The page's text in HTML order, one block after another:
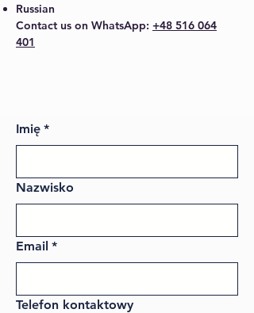
Russian
Contact us on WhatsApp: +48 516 064
401
Imię *
Nazwisko
Email *
Telefon kontaktowy